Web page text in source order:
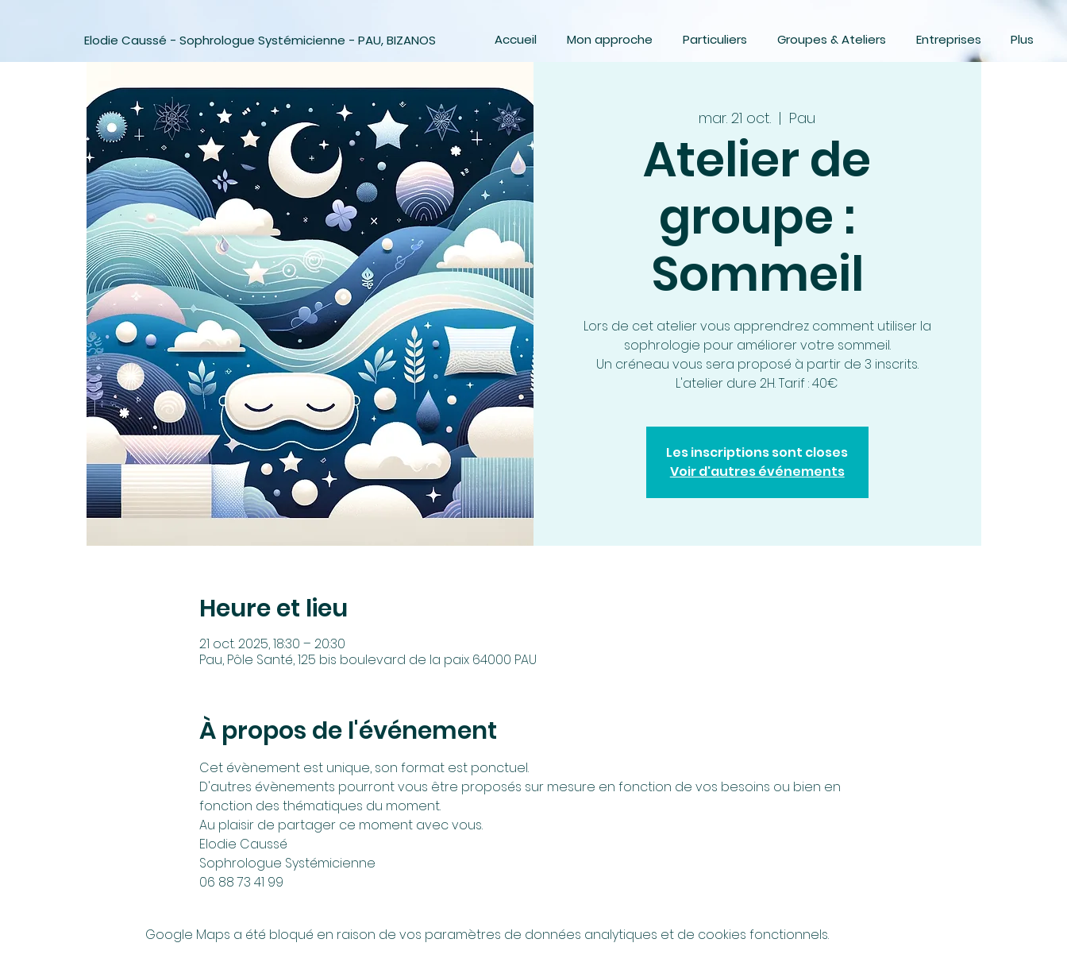
Accueil Mon approche Particuliers Groupes & Ateliers Entreprises Plus
Elodie Caussé - Sophrologue Systémicienne - PAU, BIZANOS
mar. 21 oct.
  |
Pau
Atelier de
groupe :
Sommeil
Lors de cet atelier vous apprendrez comment utiliser la
sophrologie pour améliorer votre sommeil.
Un créneau vous sera proposé à partir de 3 inscrits.
L'atelier dure 2H. Tarif : 40€
Les inscriptions sont closes
Voir d'autres événements
Heure et lieu
21 oct. 2025, 18:30 – 20:30
Pau, Pôle Santé, 125 bis boulevard de la paix 64000 PAU
À propos de l'événement
Cet évènement est unique, son format est ponctuel.
D'autres évènements pourront vous être proposés sur mesure en fonction de vos besoins ou bien en
fonction des thématiques du moment.
Au plaisir de partager ce moment avec vous.
Elodie Caussé
Sophrologue Systémicienne
06 88 73 41 99
Google Maps a été bloqué en raison de vos paramètres de données analytiques et de cookies fonctionnels.